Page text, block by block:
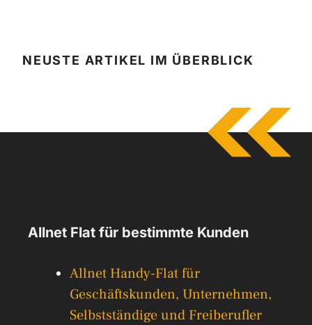
NEUSTE ARTIKEL IM ÜBERBLICK
Allnet Flat für bestimmte Kunden
Allnet Handy-Flat für
Geschäftskunden, Unternehmen,
Selbstständige und Freiberufler